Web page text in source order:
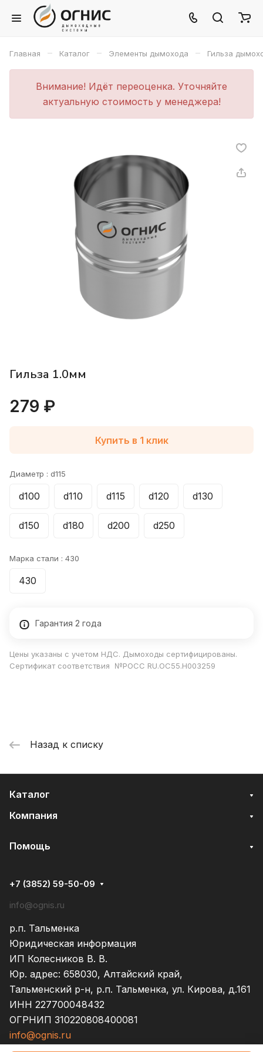
Главная – Каталог – Элементы дымохода – Гильза
Внимание! Идёт переоценка. Уточняйте
актуальную стоимость у менеджера!
Гильза 1.0мм
279 ₽
Купить в 1 клик
Диаметр : d115
d100 d110 d115 d120 d130
d150 d180 d200 d250
Марка стали : 430
430
Гарантия 2 года
Цены указаны с учетом НДС. Дымоходы сертифицированы.
Сертификат соответствия №РОСС RU.ОС55.Н003259
Назад к списку
Каталог
Компания
Помощь
+7 (3852) 59-50-09
info@ognis.ru
р.п. Тальменка
Юридическая информация
ИП Колесников В. В.
Юр. адрес: 658030, Алтайский край,
Тальменский р-н, р.п. Тальменка, ул. Кирова, д.161
ИНН 227700048432
ОГРНИП 310220808400081
info@ognis.ru